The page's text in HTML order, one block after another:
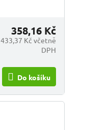
433,37 Kč včetně
DPH
358,16 Kč
Do košíku